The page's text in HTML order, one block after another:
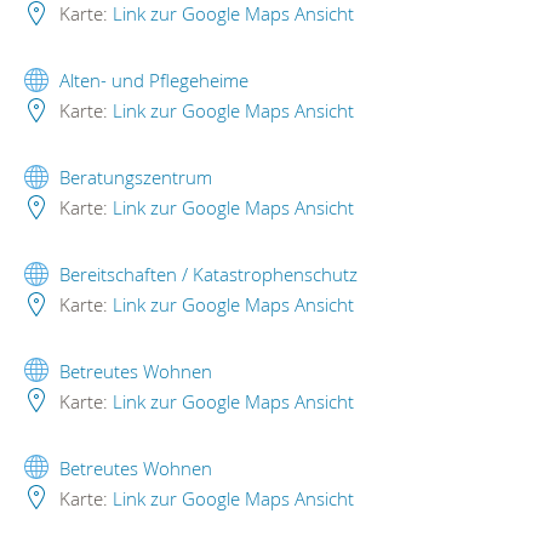
Karte: Link zur Google Maps Ansicht
Alten- und Pflegeheime
Karte: Link zur Google Maps Ansicht
Beratungszentrum
Karte: Link zur Google Maps Ansicht
Bereitschaften / Katastrophenschutz
Karte: Link zur Google Maps Ansicht
Betreutes Wohnen
Karte: Link zur Google Maps Ansicht
Betreutes Wohnen
Karte: Link zur Google Maps Ansicht